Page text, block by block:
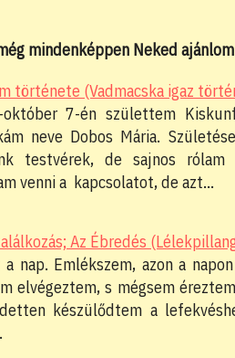
mindenképpen Neked
története (Vadmacska igaz
7-én születtem
neve Dobos Mária.
testvérek, de sajnos rólam
venni a kapcsolatot, de azt…
Az Ébredés
nap. Emlékszem, azon a
elvégeztem, s mégsem
készülődtem a